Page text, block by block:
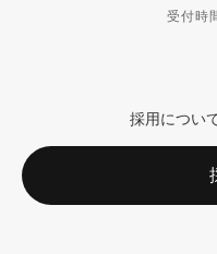
受付
採用につい